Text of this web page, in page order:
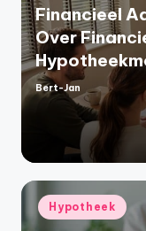
Financieel
Over
Geplaatst
Bert-Jan
Geplaatst
in
Hypotheek